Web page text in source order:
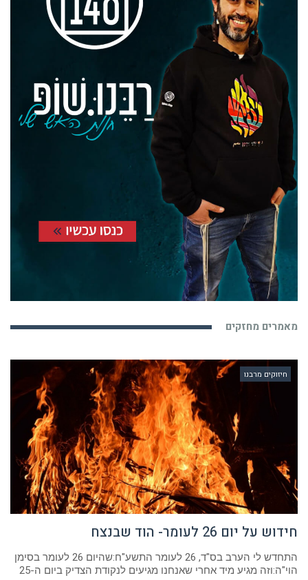
מאמרים מחזקים
חיזוקים מרבנו
חידוש על יום 26 לעומר- הוד שבנצח
התחדש לי הערב בס"ד, 26 לעומר התשע"ח:שהיום 26 לעומר בסימן
הוי"ה:וזה מגיע מיד אחרי שאנחנו מגיעים לנקודת הצדיק ביום ה-25